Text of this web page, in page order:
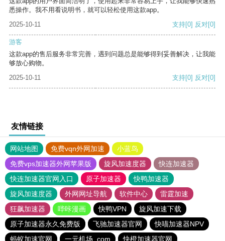
悉操作。我不用看说明书，就可以轻松使用这款app。
2025-10-11
支持[0] 反对[0]
游客
这款app的售后服务非常完善，遇到问题总是能够得到妥善解决，让我能
够放心购物。
2025-10-11
支持[0] 反对[0]
友情链接
网站地图 免费vqn外网加速
小蓝鸟
免费vps加速器外网苹果版
旋风加速度器
快连加速器
快连加速器官网入口
原子加速器
快鸭加速器
旋风加速度器
外网网址导航 软件中心
雷霆加速
狂飙加速器
哔咔漫画 快鸭VPN
旋风加速下载
原子加速器永久免费版
飞驰加速器官网
快喵加速器NPV
蚂蚁加速官网
一元机场. com 快橙加速器官网